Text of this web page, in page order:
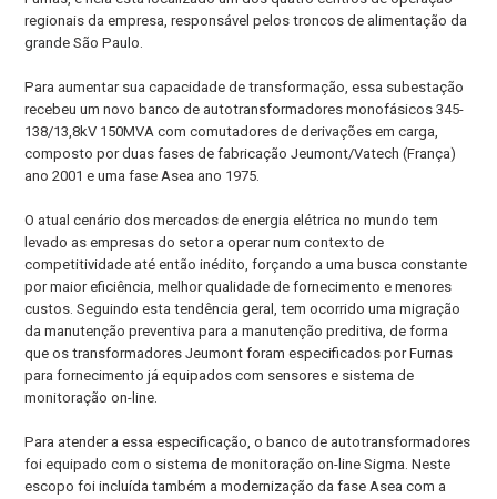
regionais da empresa, responsável pelos troncos de alimentação da
grande São Paulo.
Para aumentar sua capacidade de transformação, essa subestação
recebeu um novo banco de autotransformadores monofásicos 345-
138/13,8kV 150MVA com comutadores de derivações em carga,
composto por duas fases de fabricação Jeumont/Vatech (França)
ano 2001 e uma fase Asea ano 1975.
O atual cenário dos mercados de energia elétrica no mundo tem
levado as empresas do setor a operar num contexto de
competitividade até então inédito, forçando a uma busca constante
por maior eficiência, melhor qualidade de fornecimento e menores
custos. Seguindo esta tendência geral, tem ocorrido uma migração
da manutenção preventiva para a manutenção preditiva, de forma
que os transformadores Jeumont foram especificados por Furnas
para fornecimento já equipados com sensores e sistema de
monitoração on-line.
Para atender a essa especificação, o banco de autotransformadores
foi equipado com o sistema de monitoração on-line Sigma. Neste
escopo foi incluída também a modernização da fase Asea com a